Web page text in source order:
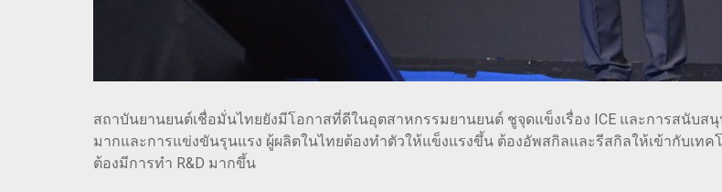
สถาบันยานยนต์เชื่อมั่นไทยยังมีโอกาสที่ดีในอุตสาหกรรมยานยนต์ ชูจุดแข็งเรื่อง ICE และการสนับ
มากและการแข่งขันรุนแรง ผู้ผลิตในไทยต้องทำตัวให้แข็งแรงขึ้น ต้องอัพสกิลและรีสกิลให้เข้ากับเท
ต้องมีการทำ R&D มากขึ้น